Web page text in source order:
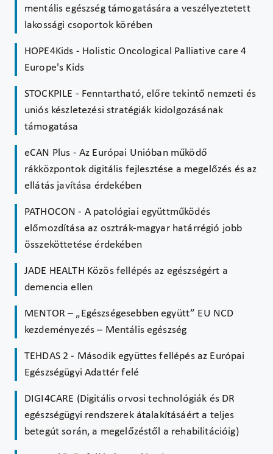
mentális egészség támogatására a veszélyeztetett
lakossági csoportok körében
HOPE4Kids - Holistic Oncological Palliative care 4
Europe's Kids
STOCKPILE - Fenntartható, előre tekintő nemzeti és
uniós készletezési stratégiák kidolgozásának
támogatása
eCAN Plus - Az Európai Unióban működő
rákközpontok digitális fejlesztése a megelőzés és az
ellátás javítása érdekében
PATHOCON - A patológiai együttműködés
előmozdítása az osztrák-magyar határrégió jobb
összeköttetése érdekében
JADE HEALTH Közös fellépés az egészségért a
demencia ellen
MENTOR – „Egészségesebben együtt” EU NCD
kezdeményezés – Mentális egészség
TEHDAS 2 - Második együttes fellépés az Európai
Egészségügyi Adattér felé
DIGI4CARE (Digitális orvosi technológiák és DR
egészségügyi rendszerek átalakításáért a teljes
betegút során, a megelőzéstől a rehabilitációig)